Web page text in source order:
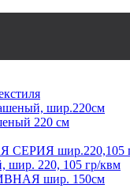
шир.220см
220 см
СЕРИЯ шир.220,105
шир. 220, 105 гр/квм
шир. 150см